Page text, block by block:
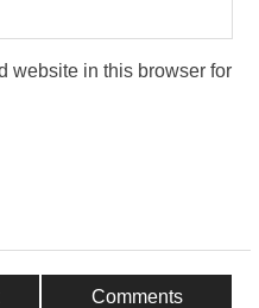
website in this browser for
Comments